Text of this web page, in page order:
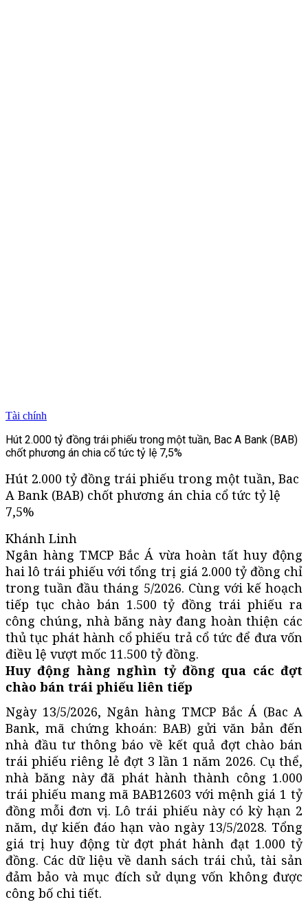
Tài chính
Hút 2.000 tỷ đồng trái phiếu trong một tuần, Bac A Bank (BAB)
chốt phương án chia cổ tức tỷ lệ 7,5%
Hút 2.000 tỷ đồng trái phiếu trong một tuần, Bac
A Bank (BAB) chốt phương án chia cổ tức tỷ lệ
7,5%
Khánh Linh
Ngân hàng TMCP Bắc Á vừa hoàn tất huy động
hai lô trái phiếu với tổng trị giá 2.000 tỷ đồng chỉ
trong tuần đầu tháng 5/2026. Cùng với kế hoạch
tiếp tục chào bán 1.500 tỷ đồng trái phiếu ra
công chúng, nhà băng này đang hoàn thiện các
thủ tục phát hành cổ phiếu trả cổ tức để đưa vốn
điều lệ vượt mốc 11.500 tỷ đồng.
Huy động hàng nghìn tỷ đồng qua các đợt
chào bán trái phiếu liên tiếp
Ngày 13/5/2026, Ngân hàng TMCP Bắc Á (Bac A
Bank, mã chứng khoán: BAB) gửi văn bản đến
nhà đầu tư thông báo về kết quả đợt chào bán
trái phiếu riêng lẻ đợt 3 lần 1 năm 2026. Cụ thể,
nhà băng này đã phát hành thành công 1.000
trái phiếu mang mã BAB12603 với mệnh giá 1 tỷ
đồng mỗi đơn vị. Lô trái phiếu này có kỳ hạn 2
năm, dự kiến đáo hạn vào ngày 13/5/2028. Tổng
giá trị huy động từ đợt phát hành đạt 1.000 tỷ
đồng. Các dữ liệu về danh sách trái chủ, tài sản
đảm bảo và mục đích sử dụng vốn không được
công bố chi tiết.